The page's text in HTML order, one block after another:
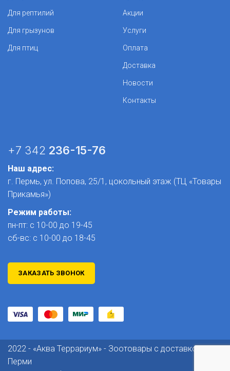
Для рептилий
Для грызунов
Для птиц
Акции
Услуги
Оплата
Доставка
Новости
Контакты
+7 342 236-15-76
Наш адрес:
г. Пермь, ул. Попова, 25/1​, цокольный этаж (ТЦ «Товары
Прикамья»)
Режим работы:
пн-пт: с 10-00 до 19-45
сб-вс: с 10-00 до 18-45
ЗАКАЗАТЬ ЗВОНОК
2022 - «Аква Террариум» - Зоотовары с доставкой по
Перми